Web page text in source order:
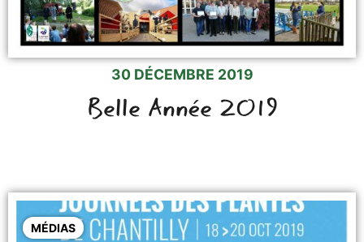
30 DÉCEMBRE 2019
Belle Année 2019
MÉDIAS